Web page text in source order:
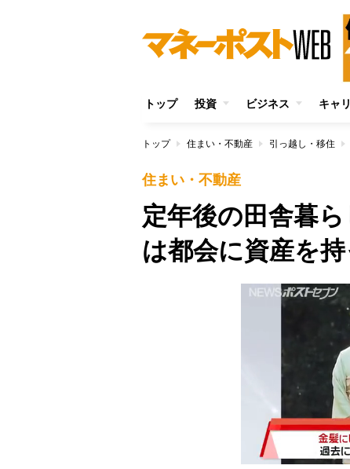
トップ 投資 ビジネス キャ
トップ 住まい・不動産 引っ越し・移住
住まい・不動産
定年後の田舎暮
は都会に資産を